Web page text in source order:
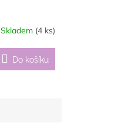
Skladem (4 ks)
Do košíku